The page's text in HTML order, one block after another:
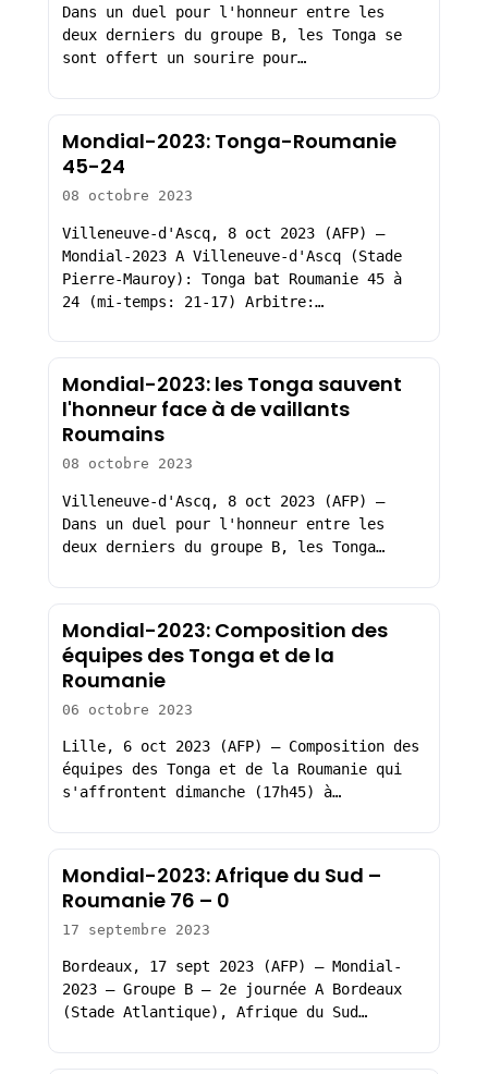
Dans un duel pour l'honneur entre les
deux derniers du groupe B, les Tonga se
sont offert un sourire pour…
Mondial-2023: Tonga-Roumanie
45-24
08 octobre 2023
Villeneuve-d'Ascq, 8 oct 2023 (AFP) –
Mondial-2023 A Villeneuve-d'Ascq (Stade
Pierre-Mauroy): Tonga bat Roumanie 45 à
24 (mi-temps: 21-17) Arbitre:…
Mondial-2023: les Tonga sauvent
l'honneur face à de vaillants
Roumains
08 octobre 2023
Villeneuve-d'Ascq, 8 oct 2023 (AFP) –
Dans un duel pour l'honneur entre les
deux derniers du groupe B, les Tonga…
Mondial-2023: Composition des
équipes des Tonga et de la
Roumanie
06 octobre 2023
Lille, 6 oct 2023 (AFP) – Composition des
équipes des Tonga et de la Roumanie qui
s'affrontent dimanche (17h45) à…
Mondial-2023: Afrique du Sud –
Roumanie 76 – 0
17 septembre 2023
Bordeaux, 17 sept 2023 (AFP) – Mondial-
2023 – Groupe B – 2e journée A Bordeaux
(Stade Atlantique), Afrique du Sud…